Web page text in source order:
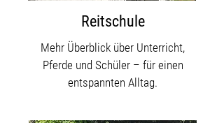
Reitschule
Mehr Überblick über Unterricht,
Pferde und Schüler – für einen
entspannten Alltag.